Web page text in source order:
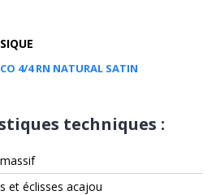
4/4 RN NATURAL SATIN
techniques :
et éclisses acajou